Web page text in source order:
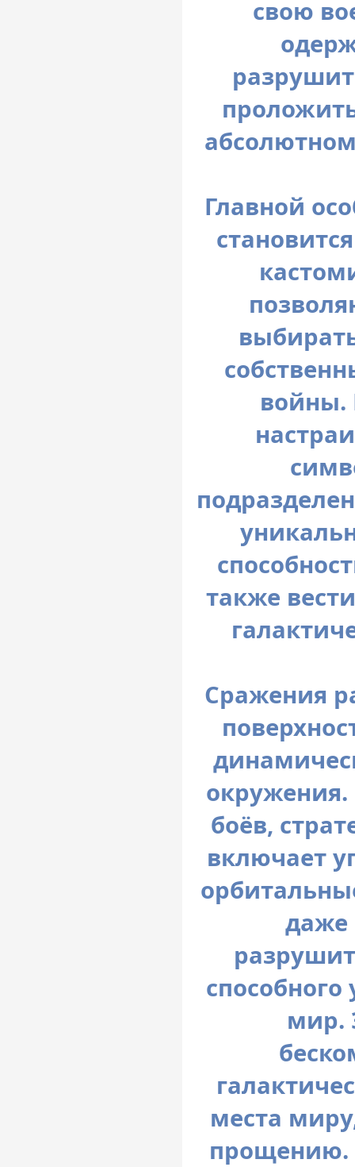
свою
Главной
войны.
также
Сражения
боёв,
включает
даже
мир.
места
прощению.